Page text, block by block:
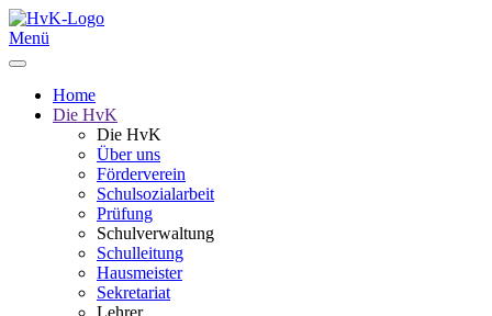
Menü
Home
Die HvK
Die HvK
Über uns
Förderverein
Schulsozialarbeit
Prüfung
Schulverwaltung
Schulleitung
Hausmeister
Sekretariat
Lehrer